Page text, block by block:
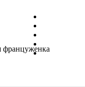
француженка